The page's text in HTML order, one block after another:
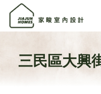
三民區大興